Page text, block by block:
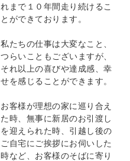
れまで１０年間走り続けるこ
とができております。
私たちの仕事は大変なこと、
つらいこともございますが、
それ以上の喜びや達成感、幸
せを感じることができます。
お客様が理想の家に巡り合え
た時、無事に新居のお引渡し
を迎えられた時、引越し後の
ご自宅にご挨拶にお伺いした
時など、お客様のそばに寄り